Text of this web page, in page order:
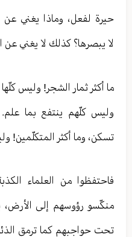
حيرة لفعل، وماذا يغني
لا يبصرها؟ كذلك لا يغني عن
ما أكثر ثمار الشجر! وليس
وليس كلّهم ينتفع بما
تسكن، وما أكثر المتكلّمين!
فاحتفظوا من العلماء
منكّسو رؤوسهم إلى الأرض،
تحت حواجبهم كما ترمق